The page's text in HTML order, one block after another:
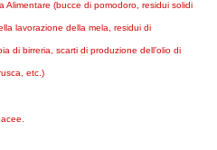
Alimentare (bucce di pomodoro, residui solidi
lavorazione della mela, residui di
di birreria, scarti di produzione dell’olio di
etc.)